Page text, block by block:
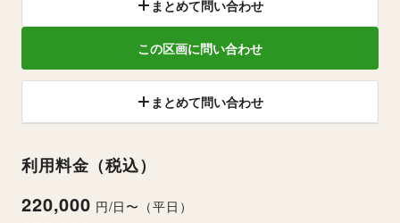
まとめて問い合わせ
この区画に問い合わせ
まとめて問い合わせ
利用料金（税込）
220,000 円/日〜（平日）